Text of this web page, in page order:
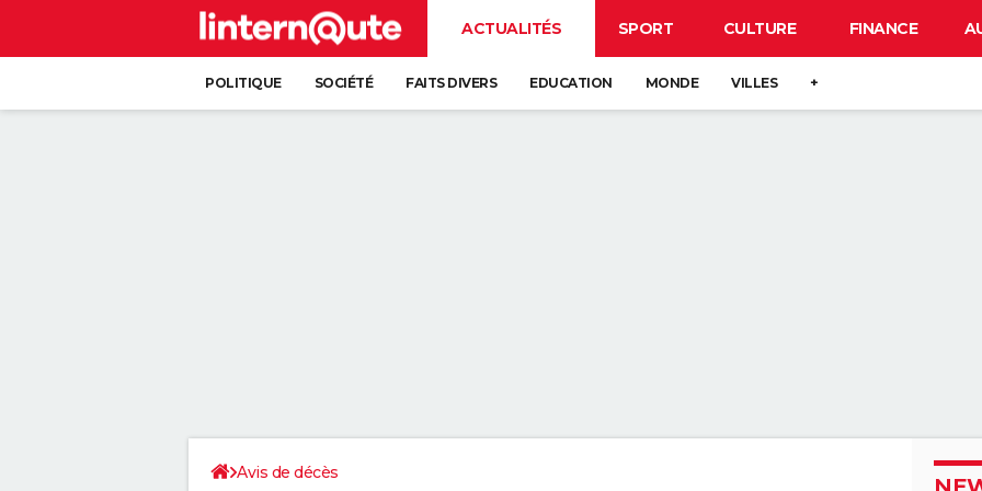
ACTUALITÉS SPORT CULTURE FINANCE
POLITIQUE SOCIÉTÉ FAITS DIVERS EDUCATION MONDE VILLES +
Avis de décès